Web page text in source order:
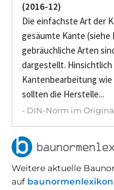
(2016-12)
Die einfachste Art der
gesäumte Kante (siehe
gebräuchliche Arten
dargestellt.
Kantenbearbeitung wie
sollten die Herstelle...
- DIN-Norm im
Weitere aktuelle
auf